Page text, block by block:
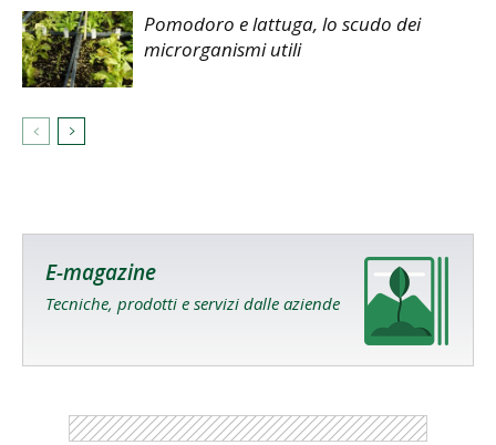
Pomodoro e lattuga, lo scudo dei
microrganismi utili
E-magazine
Tecniche, prodotti e servizi dalle aziende